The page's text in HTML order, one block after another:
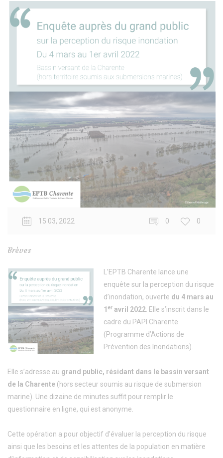
15 03, 2022 0 0
Brèves
L’EPTB Charente lance une
enquête sur la perception du risque
d’inondation, ouverte du 4 mars au
1 er avril 2022. Elle s’inscrit dans le
cadre du PAPI Charente
(Programme d’Actions de
Prévention des Inondations).
Elle s’adresse au grand public, résidant dans le bassin versant
de la Charente (hors secteur soumis au risque de submersion
marine). Une dizaine de minutes suffit pour remplir le
questionnaire en ligne, qui est anonyme.
Cette opération a pour objectif d’évaluer la perception du risque
ainsi que les besoins et les attentes de la population en matière